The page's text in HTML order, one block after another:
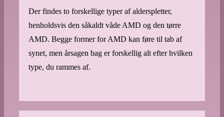
Der findes to forskellige typer af alderspletter,
henholdsvis den såkaldt våde AMD og den tørre
AMD. Begge former for AMD kan føre til tab af
synet, men årsagen bag er forskellig alt efter hvilken
type, du rammes af.